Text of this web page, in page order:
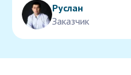
Руслан
Заказчик